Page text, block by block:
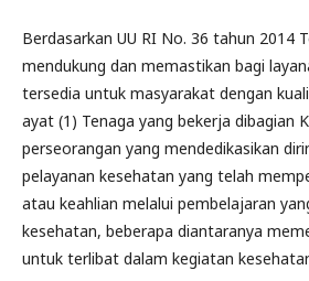
Berdasarkan UU RI No. 36 tahun 2014
mendukung dan memastikan bagi
tersedia untuk masyarakat dengan
ayat (1) Tenaga yang bekerja dibagian
perseorangan yang mendedikasikan
pelayanan kesehatan yang telah
atau keahlian melalui pembelajaran
kesehatan, beberapa diantaranya
untuk terlibat dalam kegiatan